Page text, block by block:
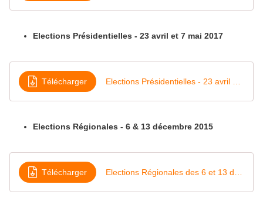
Elections Présidentielles - 23 avril et 7 mai 2017
Télécharger
Elections Régionales - 6 & 13 décembre 2015
Télécharger